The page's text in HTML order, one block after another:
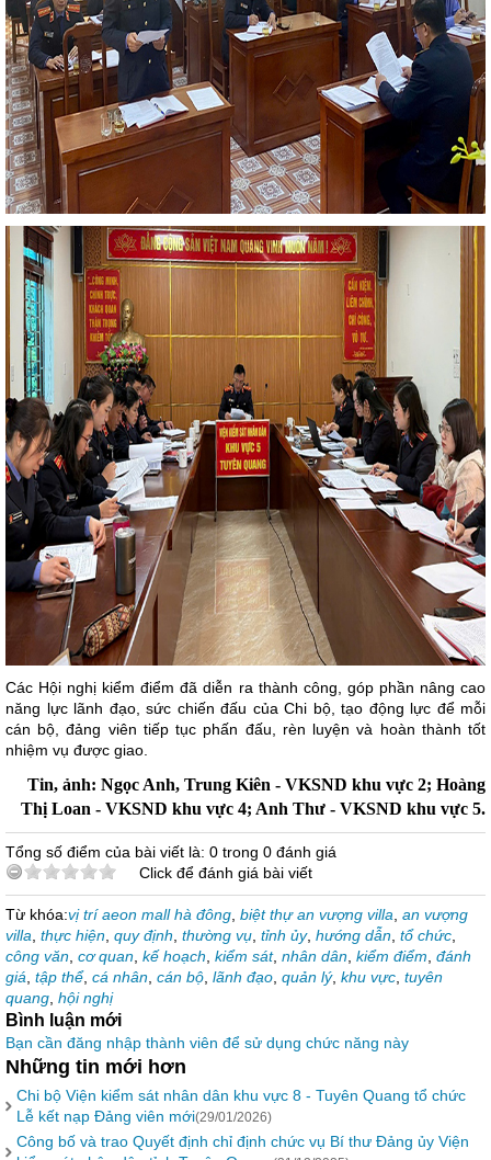
Các Hội nghị kiểm điểm đã diễn ra thành công, góp phần nâng cao
năng lực lãnh đạo, sức chiến đấu của Chi bộ, tạo động lực để mỗi
cán bộ, đảng viên tiếp tục phấn đấu, rèn luyện và hoàn thành tốt
nhiệm vụ được giao.
Tin, ảnh: Ngọc Anh, Trung Kiên - VKSND khu vực 2; Hoàng
Thị Loan - VKSND khu vực 4; Anh Thư - VKSND khu vực 5.
Tổng số điểm của bài viết là: 0 trong 0 đánh giá
Click để đánh giá bài viết
Từ khóa:vị trí aeon mall hà đông biệt thự an vượng villa an vượng
villa thực hiện quy định thường vụ tỉnh ủy, hướng dẫn tổ chức
công văn cơ quan kế hoạch kiểm sát, nhân dân kiểm điểm đánh
giá tập thể, cá nhân cán bộ lãnh đạo quản lý, khu vực tuyên
quang hội nghị
Bình luận mới
Bạn cần đăng nhập thành viên để sử dụng chức năng này
Những tin mới hơn
Chi bộ Viện kiểm sát nhân dân khu vực 8 - Tuyên Quang tổ chức
Lễ kết nạp Đảng viên mới(29/01/2026)
Công bố và trao Quyết định chỉ định chức vụ Bí thư Đảng ủy Viện